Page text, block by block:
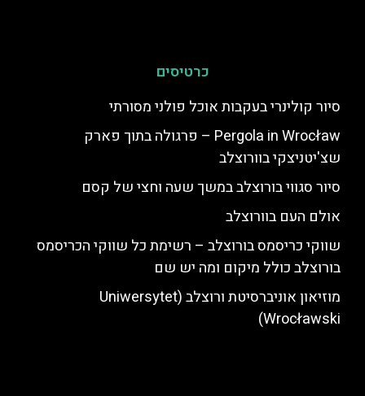
כרטיסים
סיור קולינרי בעקבות אוכל פולני מסורתי
Pergola in Wrocław – פרגולה בתוך פארק
שצ'יטניצקי בוורוצלב
סיור סגווי בורוצלב במשך שעה וחצי של קסם
אולם העם בוורוצלב
שווקי כריסמס בורוצלב – רשימת כל שווקי הכריסמס
בורוצלב כולל מיקום ומה יש שם
מוזיאון אוניברסיטת ורוצלב (Uniwersytet
Wrocławski)